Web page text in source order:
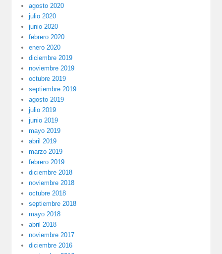
agosto 2020
julio 2020
junio 2020
febrero 2020
enero 2020
diciembre 2019
noviembre 2019
octubre 2019
septiembre 2019
agosto 2019
julio 2019
junio 2019
mayo 2019
abril 2019
marzo 2019
febrero 2019
diciembre 2018
noviembre 2018
octubre 2018
septiembre 2018
mayo 2018
abril 2018
noviembre 2017
diciembre 2016